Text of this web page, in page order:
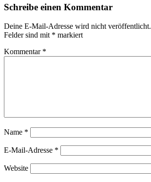
Schreibe einen Kommentar
Deine E-Mail-Adresse wird nicht veröffentlicht.
Felder sind mit * markiert
Kommentar *
Name *
E-Mail-Adresse *
Website